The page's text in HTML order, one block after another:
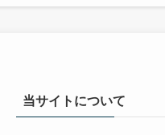
当サイトについて